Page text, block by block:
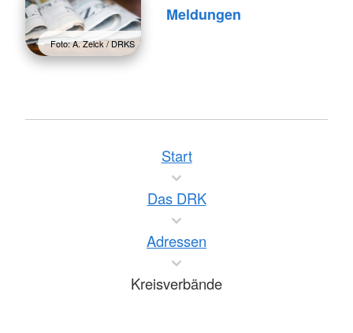
Foto: A. Zelck / DRKS
Meldungen
Start
Das DRK
Adressen
Kreisverbände